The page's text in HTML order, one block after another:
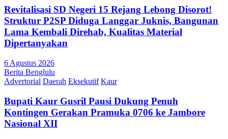
Revitalisasi SD Negeri 15 Rejang Lebong Disorot!
Struktur P2SP Diduga Langgar Juknis, Bangunan
Lama Kembali Direhab, Kualitas Material
Dipertanyakan
6 Agustus 2026
Berita Benglulu
Advertorial Daerah Eksekutif Kaur
Bupati Kaur Gusril Pausi Dukung Penuh
Kontingen Gerakan Pramuka 0706 ke Jambore
Nasional XII